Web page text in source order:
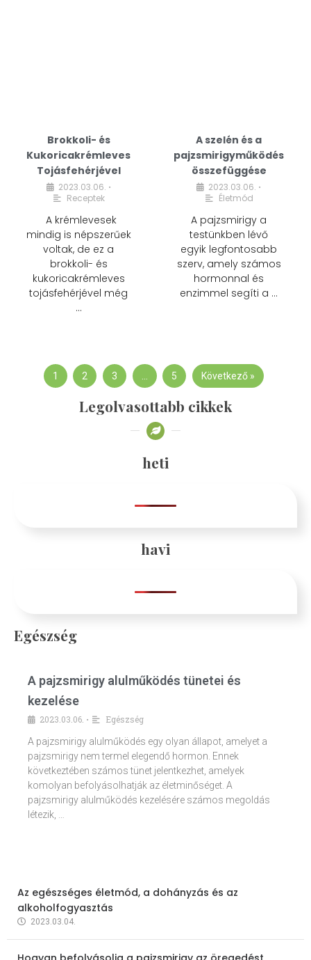
Brokkoli- és
Kukoricakrémleves
Tojásfehérjével
2023.03.06. •
Receptek
A krémlevesek
mindig is népszerűek
voltak, de ez a
brokkoli- és
kukoricakrémleves
tojásfehérjével még
…
A szelén és a
pajzsmirigyműködés
összefüggése
2023.03.06. •
Életmód
A pajzsmirigy a
testünkben lévő
egyik legfontosabb
szerv, amely számos
hormonnal és
enzimmel segíti a …
1 2 3 … 5 Következő »
Legolvasottabb cikkek
heti
havi
Egészség
A pajzsmirigy alulműködés tünetei és
kezelése
2023.03.06. •
Egészség
A pajzsmirigy alulműködés egy olyan állapot, amelyet a
pajzsmirigy nem termel elegendő hormon. Ennek
következtében számos tünet jelentkezhet, amelyek
komolyan befolyásolhatják az életminőséget. A
pajzsmirigy alulműködés kezelésére számos megoldás
létezik, …
Az egészséges életmód, a dohányzás és az
alkoholfogyasztás
2023.03.04.